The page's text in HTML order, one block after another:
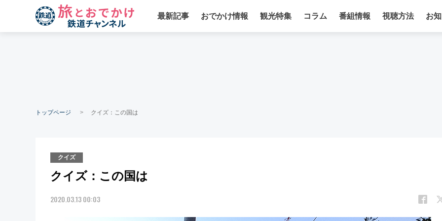
最新記事 おでかけ情報 観光特集 コラム 番組情報 視聴方法 お
トップページ クイズ：この国は
クイズ
クイズ：この国は
2020.03.13 00:03